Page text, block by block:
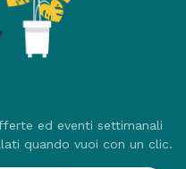
ed eventi settimanali
quando vuoi con un clic.